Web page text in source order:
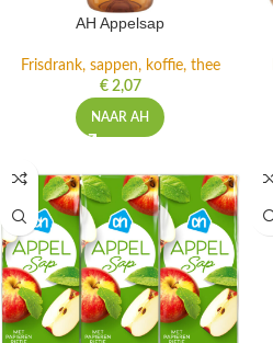
AH Appelsap
Frisdrank, sappen, koffie, thee
€2,07
NAAR AH